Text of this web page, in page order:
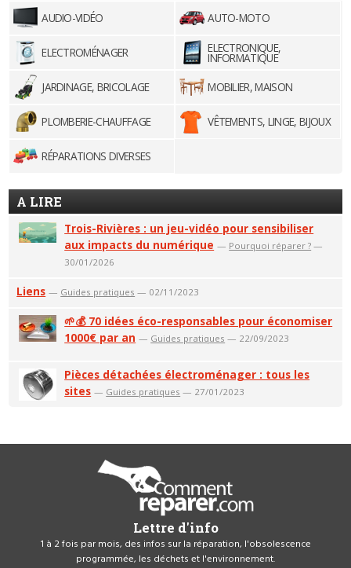
AUDIO-VIDÉO AUTO-MOTO
ELECTROMÉNAGER ELECTRONIQUE,
INFORMATIQUE
JARDINAGE, BRICOLAGE
MOBILIER, MAISON
PLOMBERIE-CHAUFFAGE VÊTEMENTS, LINGE, BIJOUX
RÉPARATIONS DIVERSES
A LIRE
Trois-Rivières : un jeu-vidéo pour sensibiliser
aux impacts du numérique — Pourquoi réparer ? —
30/01/2026
Liens — Guides pratiques — 02/11/2023
🌱💰 70 idées éco-responsables pour économiser
1000€ par an — Guides pratiques — 22/09/2023
Pièces détachées électroménager : tous les
sites — Guides pratiques — 27/01/2023
Lettre d'info
1 à 2 fois par mois, des infos sur la réparation, l'obsolescence
programmée, les déchets et l'environnement.